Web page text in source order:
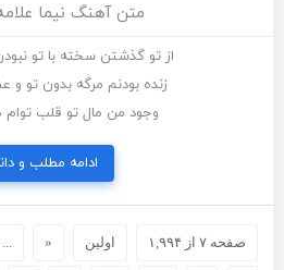
متن آهنگ نیما
از تو گذشتن سخته با تو
زنده بودنم مرگه بدون تو
وجود من مال تو قلب توام
ادامه مطلب و
صفحه ۷ از ۱,۹۹۴ اولین «
...